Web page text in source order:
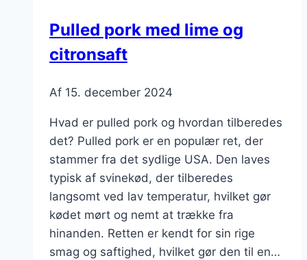
Pulled pork med lime og
citronsaft
Af 15. december 2024
Hvad er pulled pork og hvordan tilberedes
det? Pulled pork er en populær ret, der
stammer fra det sydlige USA. Den laves
typisk af svinekød, der tilberedes
langsomt ved lav temperatur, hvilket gør
kødet mørt og nemt at trække fra
hinanden. Retten er kendt for sin rige
smag og saftighed, hvilket gør den til en…